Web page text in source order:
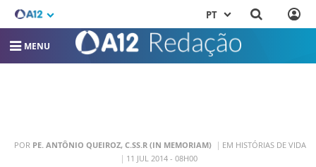
PT
MENU
POR PE. ANTÔNIO QUEIROZ, C.SS.R (IN MEMORIAM)
EM HISTÓRIAS DE VIDA
11 JUL 2014 - 08H00